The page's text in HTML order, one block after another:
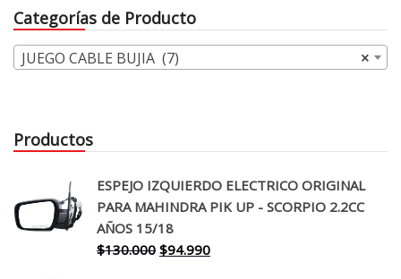
Categorías de Producto
×
JUEGO CABLE BUJIA (7)
Productos
ESPEJO IZQUIERDO ELECTRICO ORIGINAL
PARA MAHINDRA PIK UP - SCORPIO 2.2CC
AÑOS 15/18
$130.000 El
$94.990El